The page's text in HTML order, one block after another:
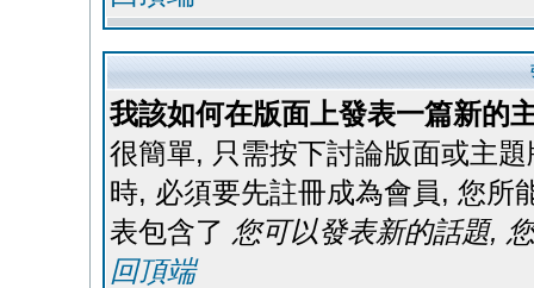
我該如何在版面上發表一篇新的
很簡單, 只需按下討論版面或主
時, 必須要先註冊成為會員, 您所
表包含了 您可以發表新的話題,
回頂端